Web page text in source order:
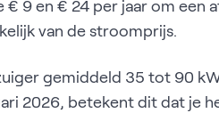
9 en € 24 per jaar om een
van de stroomprijs.
gemiddeld 35 tot 90
2026, betekent dit dat je